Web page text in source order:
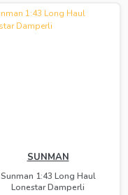
SUNMAN
Sunman 1:43 Long Haul
Lonestar Damperli